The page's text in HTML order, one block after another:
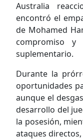
Australia
encontró el
de Mohamed
compromiso
suplementario.
Durante la
oportunidades
aunque el
desarrollo del
la posesión,
ataques